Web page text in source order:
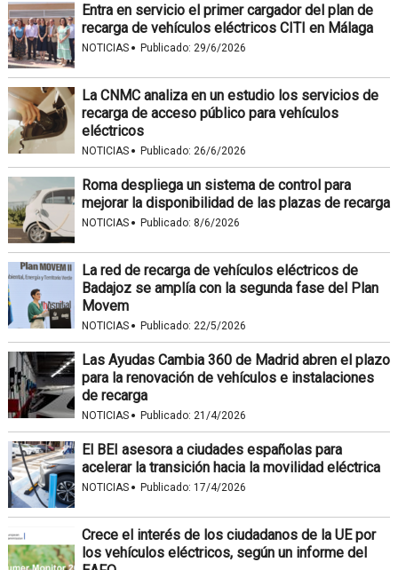
Entra en servicio el primer cargador del plan de
recarga de vehículos eléctricos CITI en Málaga
NOTICIAS · Publicado: 29/6/2026
La CNMC analiza en un estudio los servicios de
recarga de acceso público para vehículos
eléctricos
NOTICIAS · Publicado: 26/6/2026
Roma despliega un sistema de control para
mejorar la disponibilidad de las plazas de recarga
NOTICIAS · Publicado: 8/6/2026
La red de recarga de vehículos eléctricos de
Badajoz se amplía con la segunda fase del Plan
Movem
NOTICIAS · Publicado: 22/5/2026
Las Ayudas Cambia 360 de Madrid abren el plazo
para la renovación de vehículos e instalaciones
de recarga
NOTICIAS · Publicado: 21/4/2026
El BEI asesora a ciudades españolas para
acelerar la transición hacia la movilidad eléctrica
NOTICIAS · Publicado: 17/4/2026
Crece el interés de los ciudadanos de la UE por
los vehículos eléctricos, según un informe del